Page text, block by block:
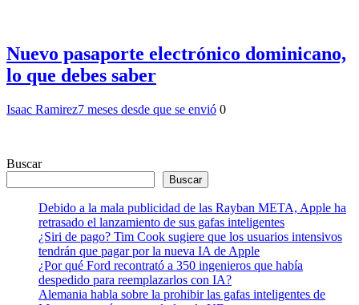
Nuevo pasaporte electrónico dominicano,
lo que debes saber
Isaac Ramirez7 meses desde que se envió 0
Buscar
Buscar
Debido a la mala publicidad de las Rayban META, Apple ha
retrasado el lanzamiento de sus gafas inteligentes
¿Siri de pago? Tim Cook sugiere que los usuarios intensivos
tendrán que pagar por la nueva IA de Apple
¿Por qué Ford recontrató a 350 ingenieros que había
despedido para reemplazarlos con IA?
Alemania habla sobre la prohibir las gafas inteligentes de